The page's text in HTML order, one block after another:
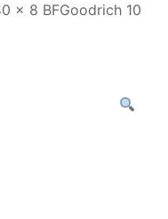
x 8 BFGoodrich 10